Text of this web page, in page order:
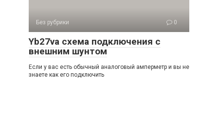
Без рубрики 0
Yb27va схема подключения с
внешним шунтом
Если у вас есть обычный аналоговый амперметр и вы не
знаете как его подключить